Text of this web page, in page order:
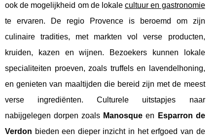
ook de mogelijkheid om de lokalecultuur en gastronomie
te ervaren. De regio Provence is beroemd om zijn
culinaire tradities, met markten vol verse producten,
kruiden, kazen en wijnen. Bezoekers kunnen lokale
specialiteiten proeven, zoals truffels en lavendelhoning,
en genieten van maaltijden die bereid zijn met de meest
verse ingrediënten. Culturele uitstapjes naar
nabijgelegen dorpen zoals Manosque en
Esparron de
Verdon bieden een dieper inzicht in het erfgoed van de